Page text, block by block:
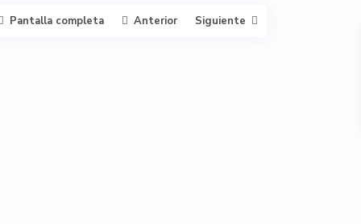
Pantalla completa Anterior Siguiente